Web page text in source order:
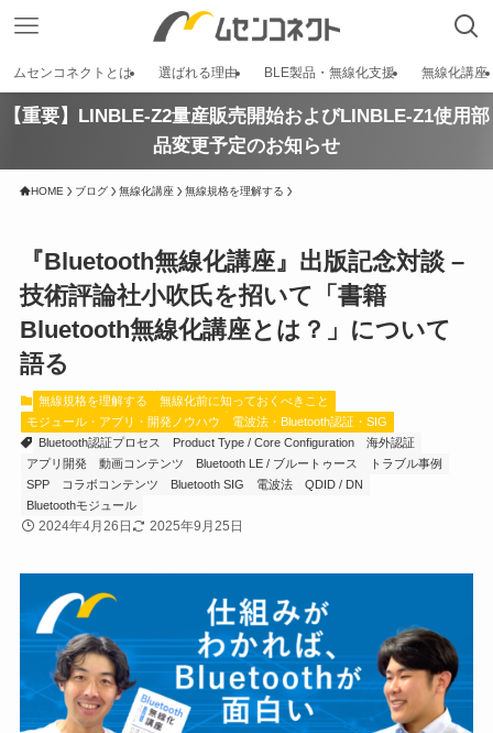
ムセンコネクトとは 選ばれる理由 BLE製品・無線化支援 無線化講座
【重要】LINBLE-Z2量産販売開始およびLINBLE-Z1使用部
品変更予定のお知らせ
HOME ブログ 無線化講座 無線規格を理解する
『Bluetooth無線化講座』出版記念対談 –
技術評論社小吹氏を招いて「書籍
Bluetooth無線化講座とは？」について
語る
無線規格を理解する
無線化前に知っておくべきこと
モジュール・アプリ・開発ノウハウ
電波法・Bluetooth認証・SIG
Bluetooth認証プロセス
Product Type / Core Configuration
海外認証
アプリ開発
動画コンテンツ Bluetooth LE / ブルートゥース
トラブル事例
SPP
コラボコンテンツ Bluetooth SIG 電波法
QDID / DN
Bluetoothモジュール
2024年4月26日 2025年9月25日